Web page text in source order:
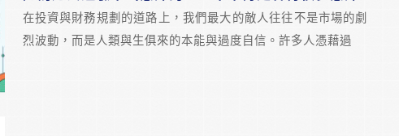
在投資與財務規劃的道路上，我們最大的敵人往往不是市場的劇
烈波動，而是人類與生俱來的本能與過度自信。許多人憑藉過